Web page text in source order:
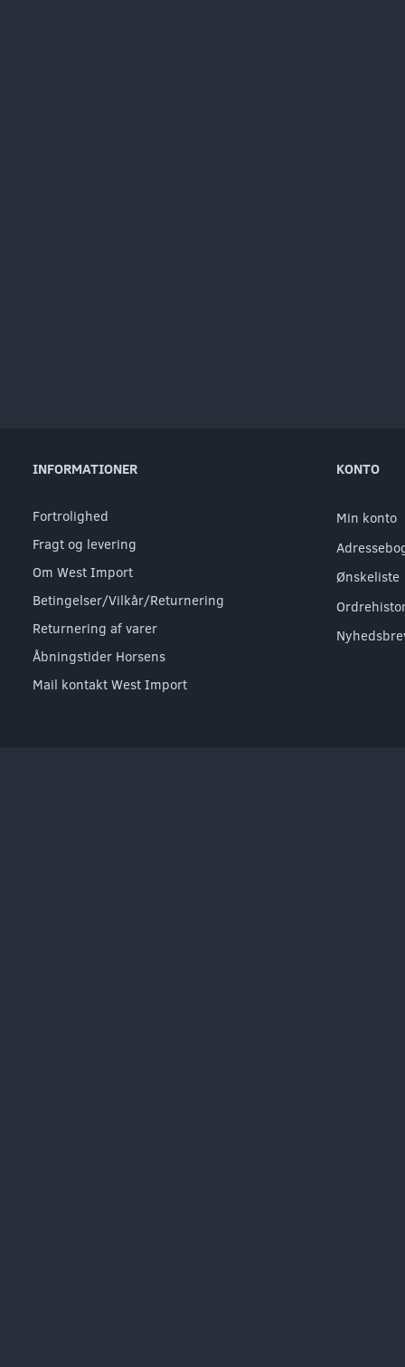
INFORMATIONER
Fortrolighed
Fragt og levering
Om West Import
Betingelser/Vilkår/Returnering
Returnering af varer
Åbningstider Horsens
Mail kontakt West Import
KONTO
Min konto
Ønskeliste